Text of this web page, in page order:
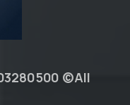
©All